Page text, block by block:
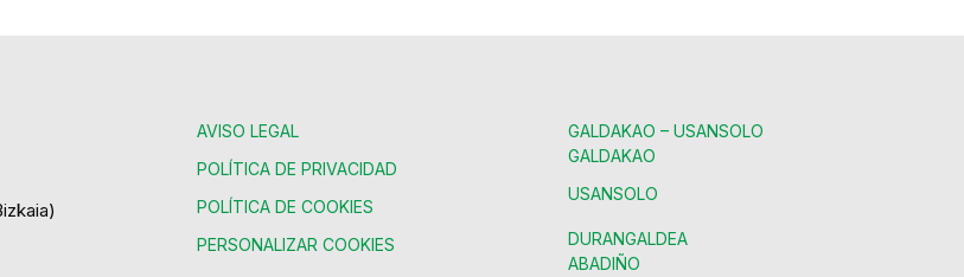
AVISO LEGAL
POLÍTICA DE PRIVACIDAD
POLÍTICA DE COOKIES
PERSONALIZAR COOKIES
GALDAKAO – USANSOLO
GALDAKAO
USANSOLO
DURANGALDEA
ABADIÑO